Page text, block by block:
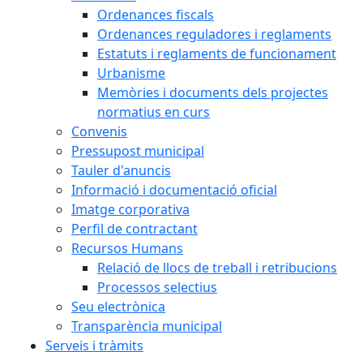
Ordenances fiscals
Ordenances reguladores i reglaments
Estatuts i reglaments de funcionament
Urbanisme
Memòries i documents dels projectes
normatius en curs
Convenis
Pressupost municipal
Tauler d'anuncis
Informació i documentació oficial
Imatge corporativa
Perfil de contractant
Recursos Humans
Relació de llocs de treball i retribucions
Processos selectius
Seu electrònica
Transparència municipal
Serveis i tràmits